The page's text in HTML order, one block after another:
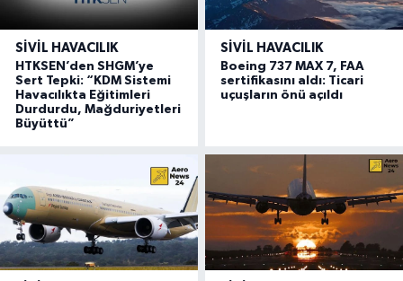
SIVIL HAVACILIK
HTKSEN’den SHGM’ye
Sert Tepki: “KDM Sistemi
Havacılıkta Eğitimleri
Durdurdu, Mağduriyetleri
Büyüttü”
SIVIL HAVACILIK
Boeing 737 MAX 7, FAA
sertifikasını aldı: Ticari
uçuşların önü açıldı